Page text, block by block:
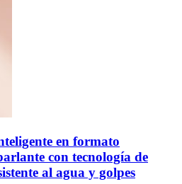
en formato
con tecnología de
al agua y golpes